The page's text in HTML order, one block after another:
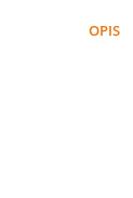
OPIS